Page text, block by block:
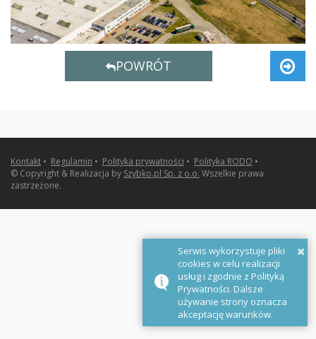
POWRÓT
Kontakt • Regulamin • Polityka prywatności • Polityka RODO •
© Copyright & Realizacja by Szybko.pl Sp. z o.o. Wszelkie prawa
zastrzeżone.
×
Serwis wykorzystuje pliki
cookies w celu realizacji
usług i zgodnie z Polityką
Prywatności. Dalsze
używanie strony oznacza
akceptację warunków.